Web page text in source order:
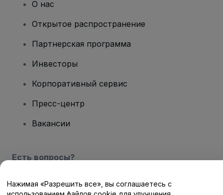
О нас
Открытое распространение
Партнерская программа
Инвесторы
Корпоративный сервис
Пресс-центр
Вакансии
Есть вопросы?
Центр помощи / Свяжитесь с нами
Нажимая «Разрешить все», вы соглашаетесь с